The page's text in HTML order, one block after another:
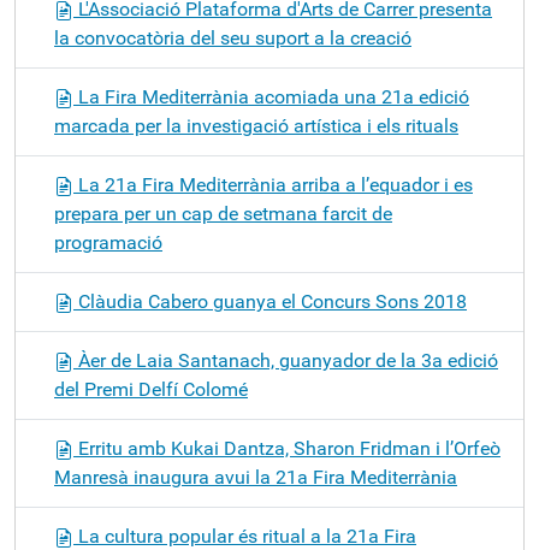
L'Associació Plataforma d'Arts de Carrer presenta
la convocatòria del seu suport a la creació
La Fira Mediterrània acomiada una 21a edició
marcada per la investigació artística i els rituals
La 21a Fira Mediterrània arriba a l’equador i es
prepara per un cap de setmana farcit de
programació
Clàudia Cabero guanya el Concurs Sons 2018
Àer de Laia Santanach, guanyador de la 3a edició
del Premi Delfí Colomé
Erritu amb Kukai Dantza, Sharon Fridman i l’Orfeò
Manresà inaugura avui la 21a Fira Mediterrània
La cultura popular és ritual a la 21a Fira